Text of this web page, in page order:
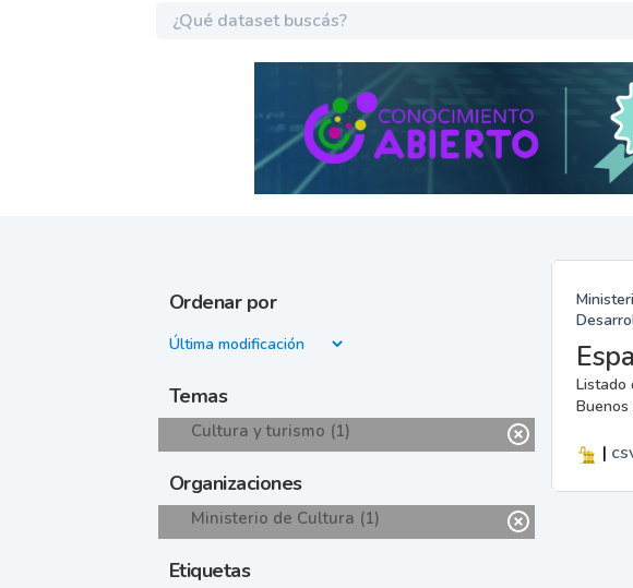
Ordenar por
Temas
Cultura y turismo (1)
Organizaciones
Ministerio de Cultura (1)
Etiquetas
Listado
|